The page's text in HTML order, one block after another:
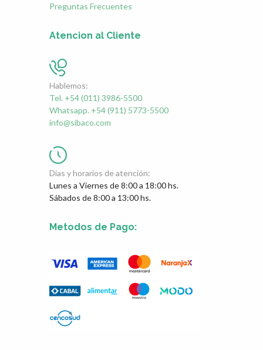
Preguntas Frecuentes
Atencion al Cliente
Hablemos:
Tel. +54 (011) 3986-5500
Whatsapp. +54 (911) 5773-5500
info@sibaco.com
Días y horarios de atención:
Lunes a Viernes de 8:00 a 18:00 hs.
Sábados de 8:00 a 13:00 hs.
Metodos de Pago: